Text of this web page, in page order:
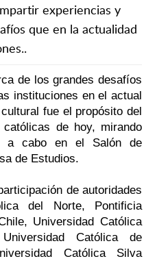
experiencias y
que en la actualidad
de los grandes desafíos
instituciones en el actual
fue el propósito del
católicas de hoy, mirando
a cabo en el Salón de
de Estudios.
de autoridades
del Norte, Pontificia
Universidad Católica
Católica de
Católica Silva